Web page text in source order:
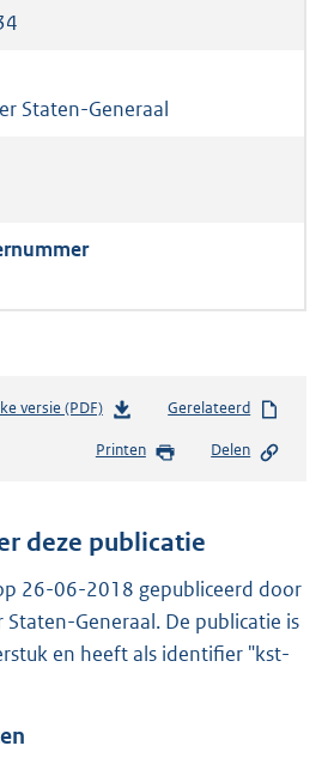
Staten-Generaal
versie (PDF)b
s
n
s
r
o
Gerelateerd
Printen Delen
deze publicatie
26-06-2018 gepubliceerd door
Staten-Generaal. De publicatie is
en heeft als identifier "kst-